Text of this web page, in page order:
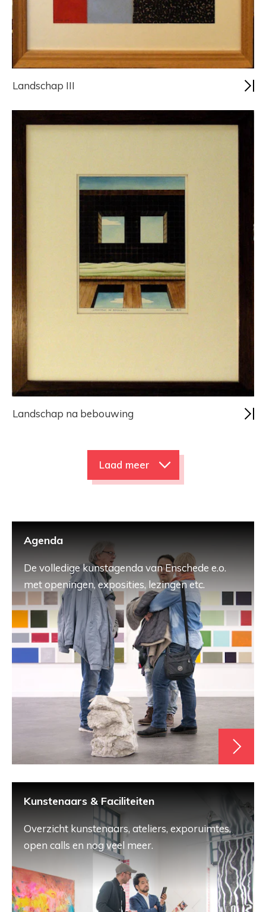
Landschap III
Landschap na bebouwing
Laad meer
Agenda
De volledige kunstagenda van Enschede e.o.
met openingen, exposities, lezingen etc.
Kunstenaars & Faciliteiten
Overzicht kunstenaars, ateliers, exporuimtes,
open calls en nog veel meer.